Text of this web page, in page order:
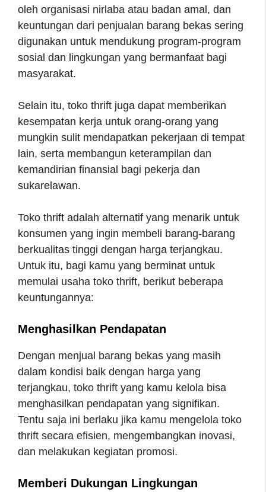
oleh organisasi nirlaba atau badan amal, dan
keuntungan dari penjualan barang bekas sering
digunakan untuk mendukung program-program
sosial dan lingkungan yang bermanfaat bagi
masyarakat.
Selain itu, toko thrift juga dapat memberikan
kesempatan kerja untuk orang-orang yang
mungkin sulit mendapatkan pekerjaan di tempat
lain, serta membangun keterampilan dan
kemandirian finansial bagi pekerja dan
sukarelawan.
Toko thrift adalah alternatif yang menarik untuk
konsumen yang ingin membeli barang-barang
berkualitas tinggi dengan harga terjangkau.
Untuk itu, bagi kamu yang berminat untuk
memulai usaha toko thrift, berikut beberapa
keuntungannya:
Menghasilkan Pendapatan
Dengan menjual barang bekas yang masih
dalam kondisi baik dengan harga yang
terjangkau, toko thrift yang kamu kelola bisa
menghasilkan pendapatan yang signifikan.
Tentu saja ini berlaku jika kamu mengelola toko
thrift secara efisien, mengembangkan inovasi,
dan melakukan kegiatan promosi.
Memberi Dukungan Lingkungan